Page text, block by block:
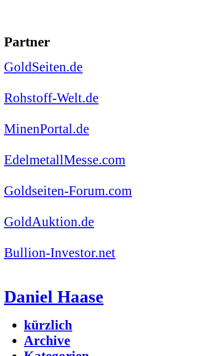
Partner
GoldSeiten.de
Rohstoff-Welt.de
MinenPortal.de
EdelmetallMesse.com
Goldseiten-Forum.com
GoldAuktion.de
Bullion-Investor.net
Daniel Haase
kürzlich
Archive